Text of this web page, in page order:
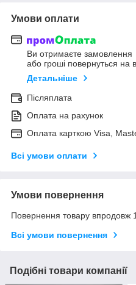
Умови оплати
Ви отримаєте замовлення
або гроші повернуться на
Детальніше
Післяплата
Оплата на рахунок
Оплата карткою Visa,
Всі умови оплати
Умови повернення
Повернення товару впродовж
Всі умови повернення
Подібні товари компанії